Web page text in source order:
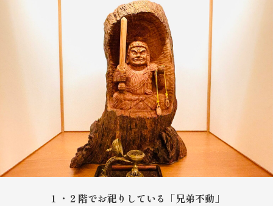
１・２階でお祀りしている「兄弟不動」